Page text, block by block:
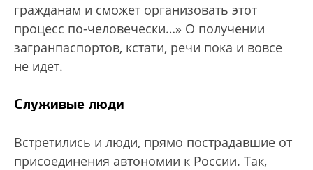
гражданам и сможет организовать этот
процесс по-человечески…» О получении
загранпаспортов, кстати, речи пока и вовсе
не идет.
Служивые люди
Встретились и люди, прямо пострадавшие от
присоединения автономии к России. Так,